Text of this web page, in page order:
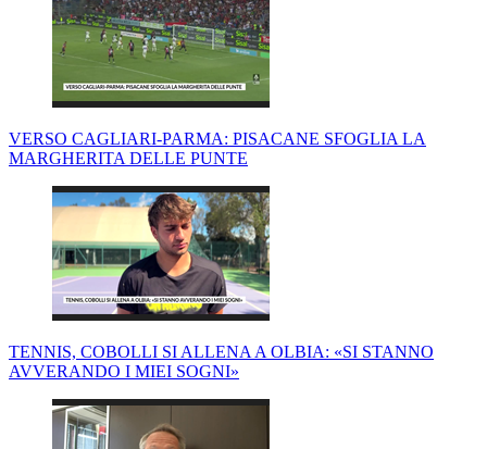
VERSO CAGLIARI-PARMA: PISACANE SFOGLIA LA
MARGHERITA DELLE PUNTE
TENNIS, COBOLLI SI ALLENA A OLBIA: «SI STANNO
AVVERANDO I MIEI SOGNI»